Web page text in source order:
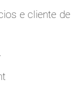
e cliente de